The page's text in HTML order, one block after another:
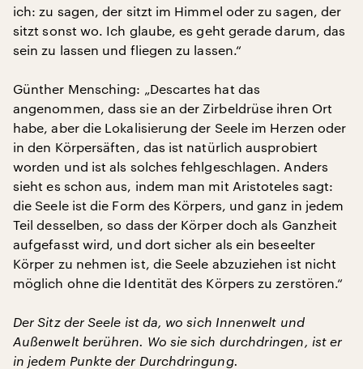
ich: zu sagen, der sitzt im Himmel oder zu sagen, der
sitzt sonst wo. Ich glaube, es geht gerade darum, das
sein zu lassen und fliegen zu lassen.“
Günther Mensching: „Descartes hat das
angenommen, dass sie an der Zirbeldrüse ihren Ort
habe, aber die Lokalisierung der Seele im Herzen oder
in den Körpersäften, das ist natürlich ausprobiert
worden und ist als solches fehlgeschlagen. Anders
sieht es schon aus, indem man mit Aristoteles sagt:
die Seele ist die Form des Körpers, und ganz in jedem
Teil desselben, so dass der Körper doch als Ganzheit
aufgefasst wird, und dort sicher als ein beseelter
Körper zu nehmen ist, die Seele abzuziehen ist nicht
möglich ohne die Identität des Körpers zu zerstören.“
Der Sitz der Seele ist da, wo sich Innenwelt und
Außenwelt berühren. Wo sie sich durchdringen, ist er
in jedem Punkte der Durchdringung.